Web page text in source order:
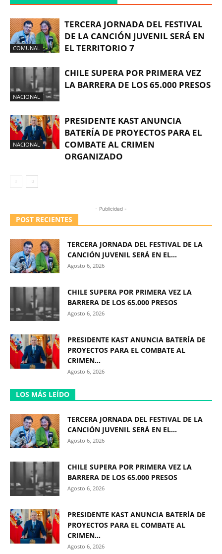
COMUNAL
TERCERA JORNADA DEL FESTIVAL
DE LA CANCIÓN JUVENIL SERÁ EN
EL TERRITORIO 7
NACIONAL
CHILE SUPERA POR PRIMERA VEZ
LA BARRERA DE LOS 65.000 PRESOS
NACIONAL
PRESIDENTE KAST ANUNCIA
BATERÍA DE PROYECTOS PARA EL
COMBATE AL CRIMEN
ORGANIZADO
- Publicidad -
POST RECIENTES
TERCERA JORNADA DEL FESTIVAL DE LA
CANCIÓN JUVENIL SERÁ EN EL...
Agosto 6, 2026
CHILE SUPERA POR PRIMERA VEZ LA
BARRERA DE LOS 65.000 PRESOS
Agosto 6, 2026
PRESIDENTE KAST ANUNCIA BATERÍA DE
PROYECTOS PARA EL COMBATE AL
CRIMEN...
Agosto 6, 2026
LOS MÁS LEÍDO
TERCERA JORNADA DEL FESTIVAL DE LA
CANCIÓN JUVENIL SERÁ EN EL...
Agosto 6, 2026
CHILE SUPERA POR PRIMERA VEZ LA
BARRERA DE LOS 65.000 PRESOS
Agosto 6, 2026
PRESIDENTE KAST ANUNCIA BATERÍA DE
PROYECTOS PARA EL COMBATE AL
CRIMEN...
Agosto 6, 2026